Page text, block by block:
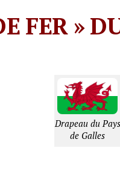
FER »
Drapeau du Pays
de Galles